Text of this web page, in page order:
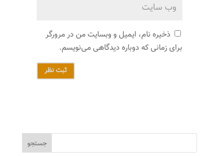
ذخیره نام، ایمیل و وبسایت من در مرورگر
برای زمانی که دوباره دیدگاهی می‌نویسم.
ثبت نظر